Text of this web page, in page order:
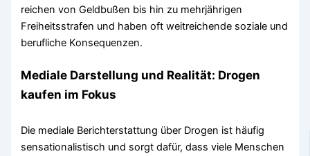
reichen von Geldbußen bis hin zu mehrjährigen
Freiheitsstrafen und haben oft weitreichende soziale und
berufliche Konsequenzen.
Mediale Darstellung und Realität: Drogen
kaufen im Fokus
Die mediale Berichterstattung über Drogen ist häufig
sensationalistisch und sorgt dafür, dass viele Menschen